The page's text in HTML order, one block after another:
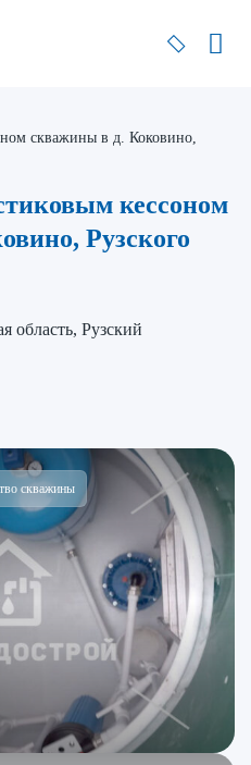
скважины в д. Коковино,
кессоном
Рузского
область, Рузский
скважины